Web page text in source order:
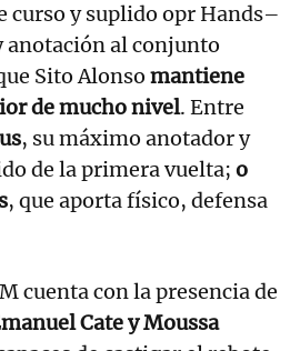
curso y suplido opr Hands–
anotación al conjunto
Sito Alonso mantiene
de mucho nivel. Entre
, su máximo anotador y
de la primera vuelta; o
, que aporta físico, defensa
cuenta con la presencia de
Cate y Moussa